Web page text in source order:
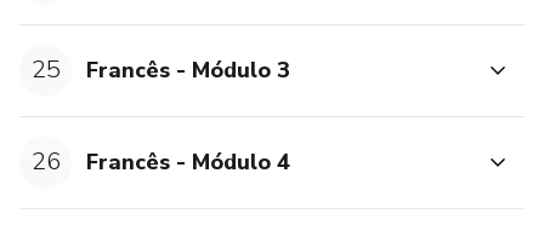
25 Francês - Módulo 3
26 Francês - Módulo 4